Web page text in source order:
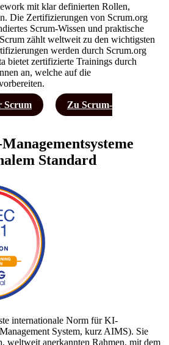
mit klar definierten Rollen,
Die Zertifizierungen von Scrum.org
Scrum-Wissen und praktische
zählt weltweit zu den wichtigsten
werden durch Scrum.org
bietet zertifizierte Trainings durch
an, welche auf die
Scrum
Zu Scrum-
Standard
internationale Norm für KI-
System, kurz AIMS). Sie
weltweit anerkannten Rahmen, mit dem